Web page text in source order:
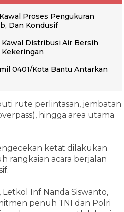
Proses Pengukuran
Dan Kondusif
Kawal Distribusi Air Bersih
Kekeringan
0401/Kota Bantu Antarkan
rute perlintasan, jembatan
hingga area utama
ketat dilakukan
rangkaian acara berjalan
Inf Nanda Siswanto,
penuh TNI dan Polri